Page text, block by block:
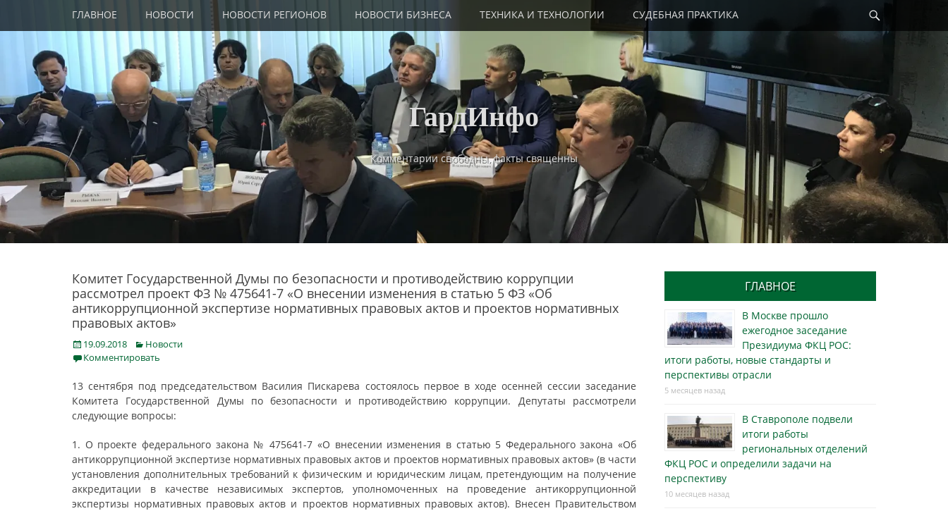
content
Primary Menu
ГЛАВНОЕ НОВОСТИ НОВОСТИ РЕГИОНОВ НОВОСТИ БИЗНЕСА ТЕХНИКА И ТЕХНОЛОГИИ СУДЕБНАЯ ПРАКТИКА
ГардИнфо
Комментарии свободны, факты священны
Комитет Государственной Думы по безопасности и противодействию коррупции
рассмотрел проект ФЗ № 475641-7 «О внесении изменения в статью 5 ФЗ «Об
антикоррупционной экспертизе нормативных правовых актов и проектов нормативных
правовых актов»
Posted
on
19.09.2018 Categories
Новости
Комментировать
13 сентября под председательством Василия Пискарева состоялось первое в ходе осенней сессии заседание
Комитета Государственной Думы по безопасности и противодействию коррупции. Депутаты рассмотрели
следующие вопросы:
1. О проекте федерального закона № 475641-7 «О внесении изменения в статью 5 Федерального закона «Об
антикоррупционной экспертизе нормативных правовых актов и проектов нормативных правовых актов» (в части
установления дополнительных требований к физическим и юридическим лицам, претендующим на получение
аккредитации в качестве независимых экспертов, уполномоченных на проведение антикоррупционной
экспертизы нормативных правовых актов и проектов нормативных правовых актов). Внесен Правительством
ГЛАВНОЕ
В Москве прошло
ежегодное заседание
Президиума ФКЦ РОС:
итоги работы, новые стандарты и
перспективы отрасли
5 месяцев назад
В Ставрополе подвели
итоги работы
региональных отделений
ФКЦ РОС и определили задачи на
перспективу
10 месяцев назад